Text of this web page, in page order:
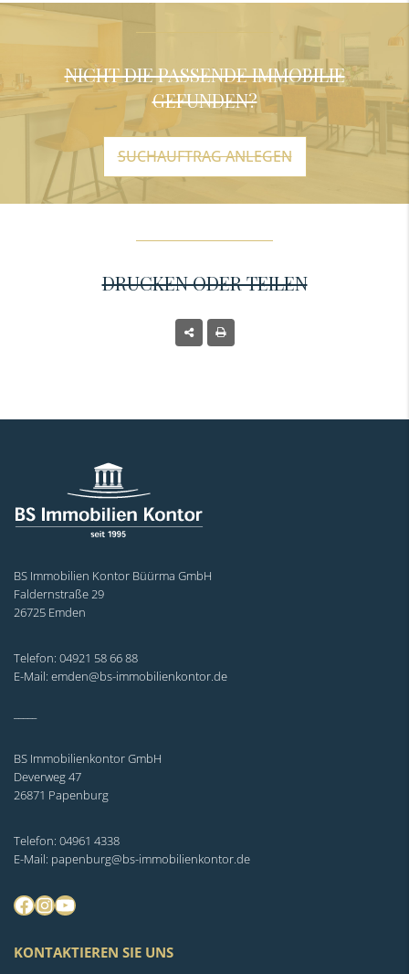
NICHT DIE PASSENDE IMMOBILIE
GEFUNDEN?
SUCHAUFTRAG ANLEGEN
DRUCKEN ODER TEILEN
BS Immobilien Kontor Büürma GmbH
Faldernstraße 29
26725 Emden
Telefon: 04921 58 66 88
E-Mail: emden@bs-immobilienkontor.de
BS Immobilienkontor GmbH
Deverweg 47
26871 Papenburg
Telefon: 04961 4338
E-Mail: papenburg@bs-immobilienkontor.de
Facebook
Instagram
YouTube
KONTAKTIEREN SIE UNS